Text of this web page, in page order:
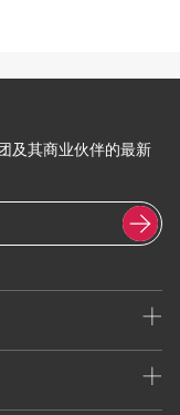
及其商业伙伴的最新